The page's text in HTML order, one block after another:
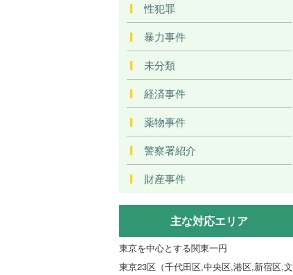
性犯罪
暴力事件
未分類
経済事件
薬物事件
警察署紹介
財産事件
主な対応エリア
東京を中心とする関東一円
東京23区（千代田区,中央区,港区,新宿区,文